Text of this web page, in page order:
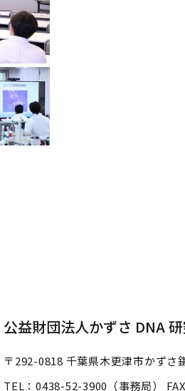
公益財団法人かずさ DNA
〒292-0818 千葉県木更津市かずさ
TEL：0438-52-3900（事務局）